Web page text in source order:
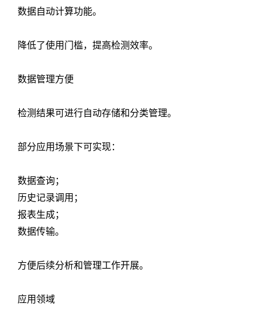
数据自动计算功能。
降低了使用门槛，提高检测效率。
数据管理方便
检测结果可进行自动存储和分类管理。
部分应用场景下可实现：
数据查询；
历史记录调用；
报表生成；
数据传输。
方便后续分析和管理工作开展。
应用领域